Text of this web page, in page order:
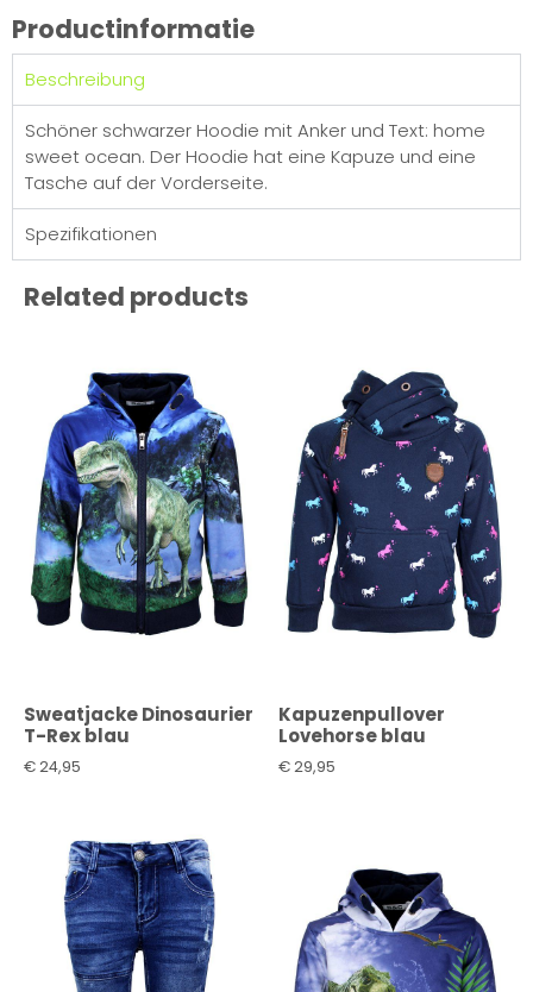
Productinformatie
Beschreibung
Schöner schwarzer Hoodie mit Anker und Text: home
sweet ocean. Der Hoodie hat eine Kapuze und eine
Tasche auf der Vorderseite.
Spezifikationen
Related products
Sweatjacke Dinosaurier
T-Rex blau
€24,95
Kapuzenpullover
Lovehorse blau
€29,95